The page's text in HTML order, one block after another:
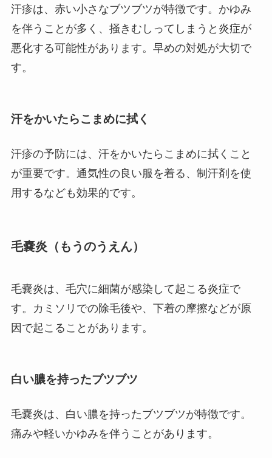
汗疹は、赤い小さなブツブツが特徴です。かゆみ
を伴うことが多く、掻きむしってしまうと炎症が
悪化する可能性があります。早めの対処が大切で
す。
汗をかいたらこまめに拭く
汗疹の予防には、汗をかいたらこまめに拭くこと
が重要です。通気性の良い服を着る、制汗剤を使
用するなども効果的です。
毛嚢炎（もうのうえん）
毛嚢炎は、毛穴に細菌が感染して起こる炎症で
す。カミソリでの除毛後や、下着の摩擦などが原
因で起こることがあります。
白い膿を持ったブツブツ
毛嚢炎は、白い膿を持ったブツブツが特徴です。
痛みや軽いかゆみを伴うことがあります。